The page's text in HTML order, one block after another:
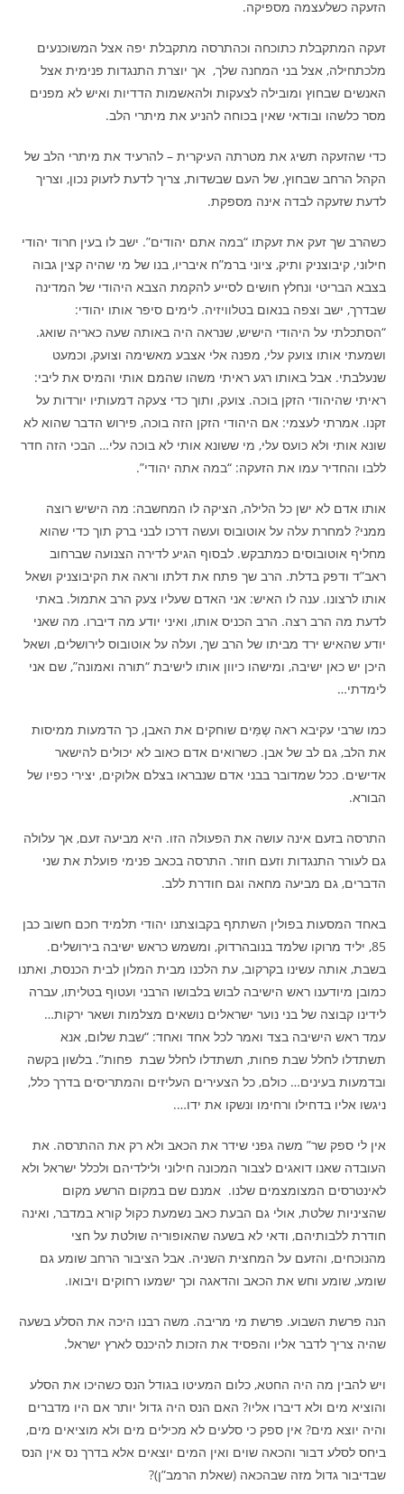
הזעקה כשלעצמה מספיקה.
זעקה המתקבלת כתוכחה וכהתרסה מתקבלת יפה אצל המשוכנעים
מלכתחילה, אצל בני המחנה שלך, אך יוצרת התנגדות פנימית אצל
האנשים שבחוץ ומובילה לצעקות ולהאשמות הדדיות ואיש לא מפנים
מסר כלשהו ובודאי שאין בכוחה להניע את מיתרי הלב.
כדי שהזעקה תשיג את מטרתה העיקרית – להרעיד את מיתרי הלב של
הקהל הרחב שבחוץ, של העם שבשדות, צריך לדעת לזעוק נכון, וצריך
לדעת שזעקה לבדה אינה מספקת.
כשהרב שך זעק את זעקתו “במה אתם יהודים”. ישב לו בעין חרוד יהודי
חילוני, קיבוצניק ותיק, ציוני ברמ”ח איבריו, בנו של מי שהיה קצין גבוה
בצבא הבריטי ונחלץ חושים לסייע להקמת הצבא היהודי של המדינה
שבדרך, ישב וצפה בנאום בטלוויזיה. לימים סיפר אותו יהודי:
“הסתכלתי על היהודי הישיש, שנראה היה באותה שעה כאריה שואג.
ושמעתי אותו צועק עלי, מפנה אלי אצבע מאשימה וצועק, וכמעט
שנעלבתי. אבל באותו רגע ראיתי משהו שהמם אותי והמיס את ליבי:
ראיתי שהיהודי הזקן בוכה. צועק, ותוך כדי צעקה דמעותיו יורדות על
זקנו. אמרתי לעצמי: אם היהודי הזקן הזה בוכה, פירוש הדבר שהוא לא
שונא אותי ולא כועס עלי, מי ששונא אותי לא בוכה עלי… הבכי הזה חדר
ללבו והחדיר עמו את הזעקה: “במה אתה יהודי”.
אותו אדם לא ישן כל הלילה, הציקה לו המחשבה: מה הישיש רוצה
ממני? למחרת עלה על אוטובוס ועשה דרכו לבני ברק תוך כדי שהוא
מחליף אוטובוסים כמתבקש. לבסוף הגיע לדירה הצנועה שברחוב
ראב”ד ודפק בדלת. הרב שך פתח את דלתו וראה את הקיבוצניק ושאל
אותו לרצונו. ענה לו האיש: אני האדם שעליו צעק הרב אתמול. באתי
לדעת מה הרב רצה. הרב הכניס אותו, ואיני יודע מה דיברו. מה שאני
יודע שהאיש ירד מביתו של הרב שך, ועלה על אוטובוס לירושלים, ושאל
היכן יש כאן ישיבה, ומישהו כיוון אותו לישיבת “תורה ואמונה”, שם אני
לימדתי…
כמו שרבי עקיבא ראה שֶמַּים שוחקים את האבן, כך הדמעות ממיסות
את הלב, גם לב של אבן. כשרואים אדם כאוב לא יכולים להישאר
אדישים. ככל שמדובר בבני אדם שנבראו בצלם אלוקים, יצירי כפיו של
הבורא.
התרסה בזעם אינה עושה את הפעולה הזו. היא מביעה זעם, אך עלולה
גם לעורר התנגדות וזעם חוזר. התרסה בכאב פנימי פועלת את שני
הדברים, גם מביעה מחאה וגם חודרת ללב.
באחד המסעות בפולין השתתף בקבוצתנו יהודי תלמיד חכם חשוב כבן
85, יליד מרוקו שלמד בנובהרדוק, ומשמש כראש ישיבה בירושלים.
בשבת, אותה עשינו בקרקוב, עת הלכנו מבית המלון לבית הכנסת, ואתנו
כמובן מיודענו ראש הישיבה לבוש בלבושו הרבני ועטוף בטליתו, עברה
לידינו קבוצה של בני נוער ישראלים נושאים מצלמות ושאר ירקות…
עמד ראש הישיבה בצד ואמר לכל אחד ואחד: “שבת שלום, אנא
תשתדלו לחלל שבת פחות, תשתדלו לחלל שבת פחות”. בלשון בקשה
ובדמעות בעינים… כולם, כל הצעירים העליזים והמתריסים בדרך כלל,
ניגשו אליו בדחילו ורחימו ונשקו את ידו….
אין לי ספק שר” משה גפני שידר את הכאב ולא רק את ההתרסה. את
העובדה שאנו דואגים לצבור המכונה חילוני ולילדיהם ולכלל ישראל ולא
לאינטרסים המצומצמים שלנו. אמנם שם במקום הרשע מקום
שהציניות שלטת, אולי גם הבעת כאב נשמעת כקול קורא במדבר, ואינה
חודרת ללבותיהם, ודאי לא בשעה שהאופוריה שולטת על חצי
מהנוכחים, והזעם על המחצית השניה. אבל הציבור הרחב שומע גם
שומע, שומע וחש את הכאב והדאגה וכך ישמעו רחוקים ויבואו.
הנה פרשת השבוע. פרשת מי מריבה. משה רבנו היכה את הסלע בשעה
שהיה צריך לדבר אליו והפסיד את הזכות להיכנס לארץ ישראל.
ויש להבין מה היה החטא, כלום המעיטו בגודל הנס כשהיכו את הסלע
והוציא מים ולא דיברו אליו? האם הנס היה גדול יותר אם היו מדברים
והיה יוצא מים? אין ספק כי סלעים לא מכילים מים ולא מוציאים מים,
ביחס לסלע דבור והכאה שוים ואין המים יוצאים אלא בדרך נס אין הנס
שבדיבור גדול מזה שבהכאה (שאלת הרמב”ן)?